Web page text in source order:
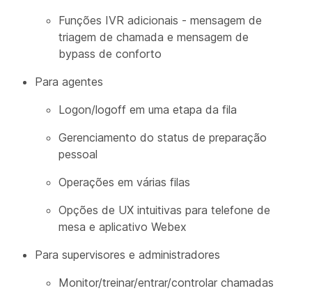
Funções IVR adicionais - mensagem de
triagem de chamada e mensagem de
bypass de conforto
Para agentes
Logon/logoff em uma etapa da fila
Gerenciamento do status de preparação
pessoal
Operações em várias filas
Opções de UX intuitivas para telefone de
mesa e aplicativo Webex
Para supervisores e administradores
Monitor/treinar/entrar/controlar chamadas